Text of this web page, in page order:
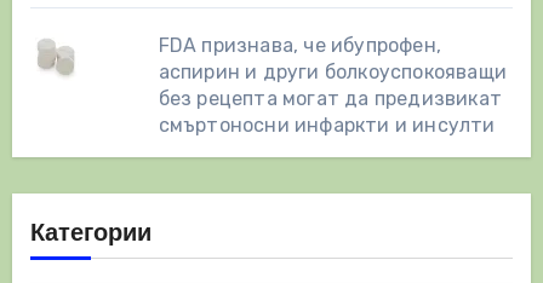
FDA признава, че ибупрофен,
аспирин и други болкоуспокояващи
без рецепта могат да предизвикат
смъртоносни инфаркти и инсулти
Категории